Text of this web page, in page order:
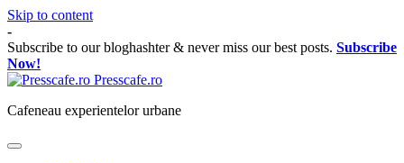
Skip to content
-
Subscribe to our bloghashter & never miss our best posts. Subscribe
Now!
Presscafe.ro
Cafeneau experientelor urbane